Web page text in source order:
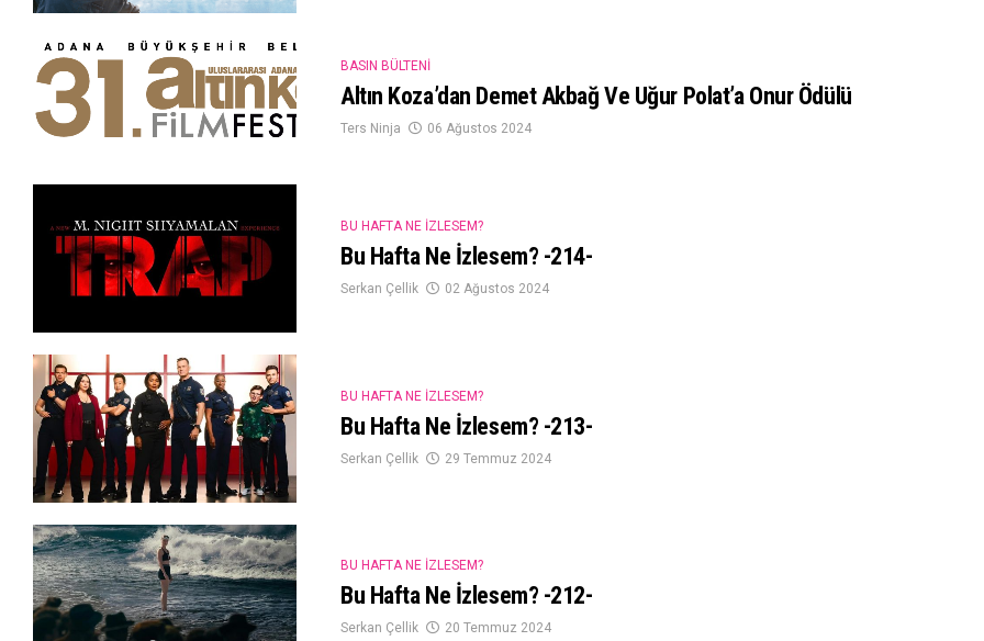
BASIN BÜLTENI
Altın Koza’dan Demet Akbağ Ve Uğur Polat’a Onur Ödülü
Ters Ninja 06 Ağustos 2024
BU HAFTA NE İZLESEM?
Bu Hafta Ne İzlesem? -214-
Serkan Çellik 02 Ağustos 2024
BU HAFTA NE İZLESEM?
Bu Hafta Ne İzlesem? -213-
Serkan Çellik 29 Temmuz 2024
BU HAFTA NE İZLESEM?
Bu Hafta Ne İzlesem? -212-
Serkan Çellik 20 Temmuz 2024